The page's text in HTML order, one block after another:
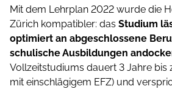
Mit dem Lehrplan 2022 wurde die
Zürich kompatibler: das Studium
optimiert an abgeschlossene
schulische Ausbildungen
Vollzeitstudiums dauert 3 Jahre bis
mit einschlägigem EFZ) und